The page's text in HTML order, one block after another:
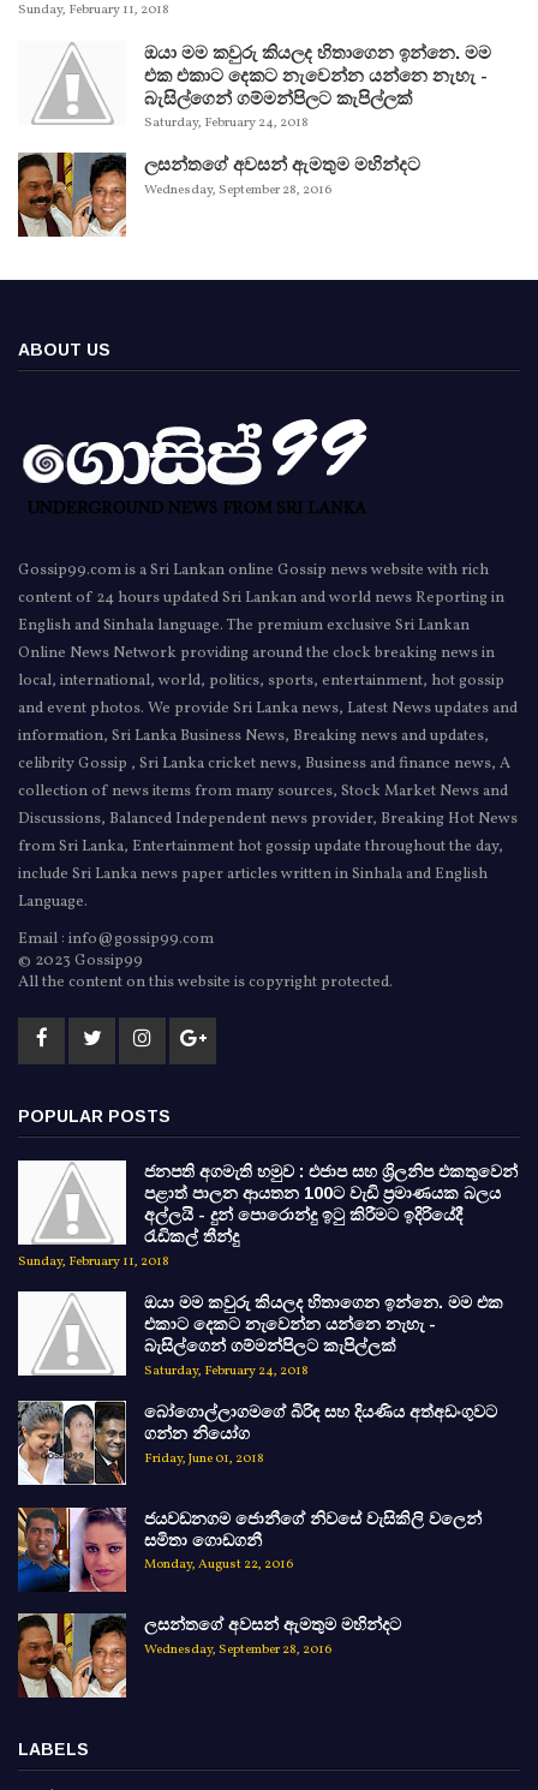
Sunday, February 11, 2018
ඔයා මම කවුරු කියලද හිතාගෙන ඉන්නෙ. මම
එක එකාට දෙකට නැවෙන්න යන්නෙ නැහැ -
බැසිල්ගෙන් ගම්මන්පිලට කැපිල්ලක්
Saturday, February 24, 2018
ලසන්තගේ අවසන් ඇමතුම මහින්දට
Wednesday, September 28, 2016
ABOUT US
Gossip99.com is a Sri Lankan online Gossip news website with rich
content of 24 hours updated Sri Lankan and world news Reporting in
English and Sinhala language. The premium exclusive Sri Lankan
Online News Network providing around the clock breaking news in
local, international, world, politics, sports, entertainment, hot gossip
and event photos. We provide Sri Lanka news, Latest News updates and
information, Sri Lanka Business News, Breaking news and updates,
celibrity Gossip , Sri Lanka cricket news, Business and finance news, A
collection of news items from many sources, Stock Market News and
Discussions, Balanced Independent news provider, Breaking Hot News
from Sri Lanka, Entertainment hot gossip update throughout the day,
include Sri Lanka news paper articles written in Sinhala and English
Language.
Email : info@gossip99.com
© 2023 Gossip99
All the content on this website is copyright protected.
POPULAR POSTS
ජනපති අගමැති හමුව : එජාප සහ ශ්‍රිලනිප එකතුවෙන්
පළාත් පාලන ආයතන 100ට වැඩි ප්‍රමාණයක බලය
අල්ලයි - දුන් පොරොන්දු ඉටු කිරීමට ඉදිරියේදී
රැඩිකල් තීන්දු
Sunday, February 11, 2018
ඔයා මම කවුරු කියලද හිතාගෙන ඉන්නෙ. මම එක
එකාට දෙකට නැවෙන්න යන්නෙ නැහැ -
බැසිල්ගෙන් ගම්මන්පිලට කැපිල්ලක්
Saturday, February 24, 2018
බෝගොල්ලාගමගේ බිරිඳ සහ දියණිය අත්අඩංගුවට
ගන්න නියෝග
Friday, June 01, 2018
ජයවඩනගම ජොනීගේ නිවසේ වැසිකිලි වලෙන්
සමිතා ගොඩගනී
Monday, August 22, 2016
ලසන්තගේ අවසන් ඇමතුම මහින්දට
Wednesday, September 28, 2016
LABELS